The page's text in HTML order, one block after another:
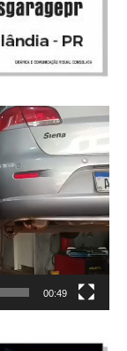
00:49